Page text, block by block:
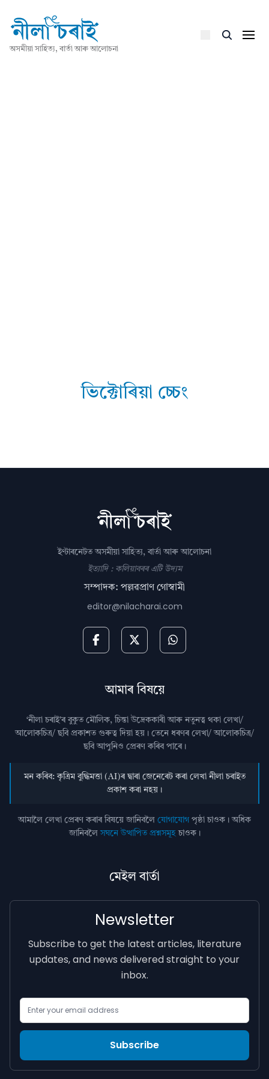
অসমীয়া সাহিত্য, বাৰ্তা আৰু আলোচনা
ভিক্টোৰিয়া চ্চেং
ইণ্টাৰনেটত অসমীয়া সাহিত্য, বাৰ্তা আৰু আলোচনা
ইত্যাদি : কলিয়াবৰৰ এটি উদ্যম
সম্পাদক: পল্লৱপ্ৰাণ গোস্বামী
editor@nilacharai.com
আমাৰ বিষয়ে
‘নীলা চৰাই’ৰ বুকুত মৌলিক, চিন্তা উদ্রেককাৰী আৰু নতুনত্ব থকা লেখা/
আলোকচিত্ৰ/ ছবি প্রকাশত গুৰুত্ব দিয়া হয়। তেনে ধৰণৰ লেখা/ আলোকচিত্ৰ/
ছবি আপুনিও প্রেৰণ কৰিব পাৰে।
মন কৰিব: কৃত্ৰিম বুদ্ধিমত্তা (AI)ৰ দ্বাৰা জেনেৰেট কৰা লেখা নীলা চৰাইত
প্ৰকাশ কৰা নহয়।
আমালৈ লেখা প্ৰেৰণ কৰাৰ বিষয়ে জানিবলৈ যোগাযোগ পৃষ্ঠা চাওক। অধিক
জানিবলৈসঘনে উত্থাপিত প্ৰশ্নসমূহচাওক।
মেইল বাৰ্তা
Newsletter
Subscribe to get the latest articles, literature
updates, and news delivered straight to your
inbox.
Subscribe